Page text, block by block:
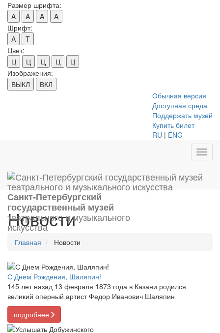
Размер шрифта:
A
A A
A
Шрифт:
A
T
Цвет:
Ц
Ц Ц Ц
Ц
Изображения:
ВЫКЛ
ВКЛ
Обычная версия
Доступная среда
Поддержать музей
Купить билет
RU | ENG
Санкт-Петербургский
государственный музей
театрального и музыкального
искусства
Новости
Главная Новости
С Днем Рождения, Шаляпин!
145 лет назад 13 февраля 1873 года в Казани родился
великий оперный артист Федор Иванович Шаляпин
подробнее